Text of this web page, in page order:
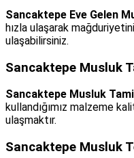
Sancaktepe Eve Gelen
hızla ulaşarak
ulaşabilirsiniz.
Sancaktepe Musluk
Sancaktepe Musluk
kullandığımız malzeme
ulaşmaktır.
Sancaktepe Musluk